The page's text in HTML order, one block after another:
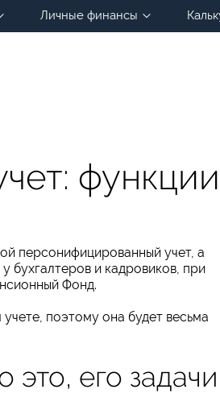
Личные финансы
персонифицированный учет, а
бухгалтеров и кадровиков, при
Фонд.
поэтому она будет весьма
его задачи